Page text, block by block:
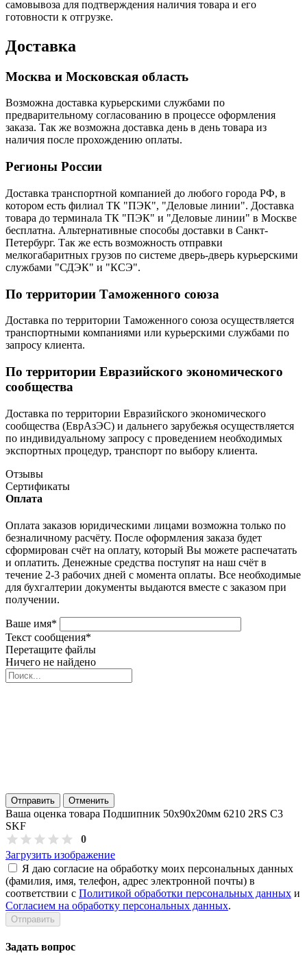
самовывоза для подтверждения наличия товара и его
готовности к отгрузке.
Доставка
Москва и Московская область
Возможна доставка курьерскими службами по
предварительному согласованию в процессе оформления
заказа. Так же возможна доставка день в день товара из
наличия после прохождению оплаты.
Регионы России
Доставка транспортной компанией до любого города РФ, в
котором есть филиал ТК "ПЭК", "Деловые линии". Доставка
товара до терминала ТК "ПЭК" и "Деловые линии" в Москве
бесплатна. Альтернативные способы доставки в Санкт-
Петербург. Так же есть возможность отправки
мелкогабаритных грузов по системе дверь-дверь курьерскими
службами "СДЭК" и "КСЭ".
По территории Таможенного союза
Доставка по территории Таможенного союза осуществляется
транспортными компаниями или курьерскими службами по
запросу клиента.
По территории Евразийского экономического
сообщества
Доставка по территории Евразийского экономического
сообщества (ЕврАзЭС) и дальнего зарубежья осуществляется
по индивидуальному запросу с проведением необходимых
экспортных процедур, транспорт по выбору клиента.
Отзывы
Сертификаты
Оплата
Оплата заказов юридическими лицами возможна только по
безналичному расчёту. После оформления заказа будет
сформирован счёт на оплату, который Вы можете распечатать
и оплатить. Денежные средства поступят на наш счёт в
течение 2-3 рабочих дней с момента оплаты. Все необходимые
для бухгалтерии документы выдаются вместе с заказом при
получении.
Ваше имя*
Текст сообщения*
Перетащите файлы
Ничего не найдено
Отправить Отменить
Ваша оценка товара Подшипник 50х90х20мм 6210 2RS C3
SKF
0
Загрузить изображение
Я даю согласие на обработку моих персональных данных
(фамилия, имя, телефон, адрес электронной почты) в
соответствии с Политикой обработки персональных данных и
Согласием на обработку персональных данных.
Задать вопрос